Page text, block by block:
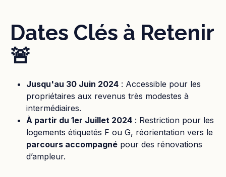
Dates Clés à Retenir
🚨
Jusqu'au 30 Juin 2024 : Accessible pour les
propriétaires aux revenus très modestes à
intermédiaires.
À partir du 1er Juillet 2024 : Restriction pour les
logements étiquetés F ou G, réorientation vers le
parcours accompagné pour des rénovations
d’ampleur.